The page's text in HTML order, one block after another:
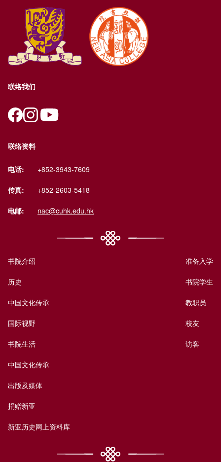
联络我们
联络资料
电话: +852-3943-7609
传真: +852-2603-5418
电邮: nac@cuhk.edu.hk
书院介绍
历史
中国文化传承
国际视野
书院生活
中国文化传承
出版及媒体
捐赠新亚
新亚历史网上资料库
准备入学
书院学生
教职员
校友
访客